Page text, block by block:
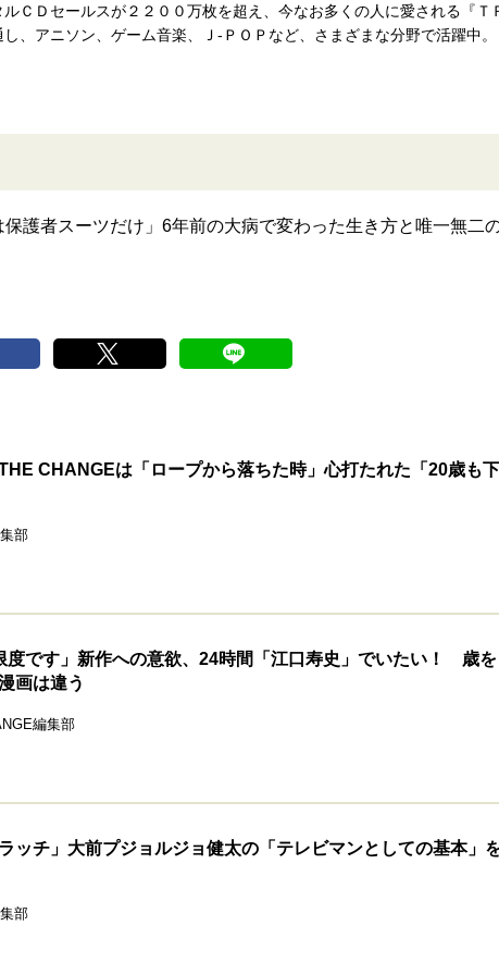
ＣＤセールスが２２００万枚を超え、今なお多くの人に愛される『Ｔ
、アニソン、ゲーム音楽、Ｊ-ＰＯＰなど、さまざまな分野で活躍中。
護者スーツだけ」6年前の大病で変わった生き方と唯一無二
CHANGEは「ロープから落ちた時」心打たれた「20歳も下
部
度です」新作への意欲、24時間「江口寿史」でいたい！ 歳を
画は違う
編集部
ラッチ」大前プジョルジョ健太の「テレビマンとしての基本」
部